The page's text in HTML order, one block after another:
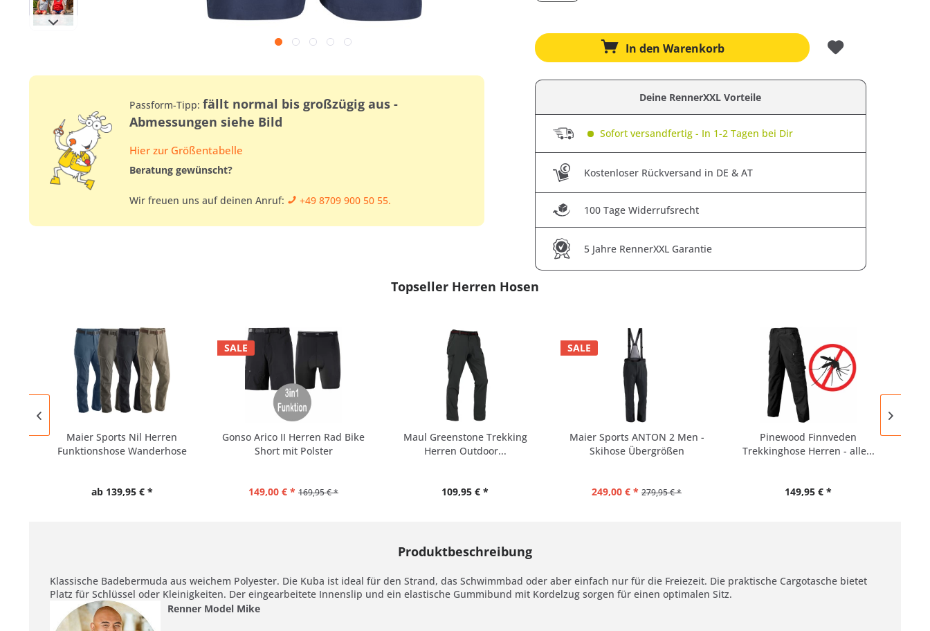
Passform-Tipp: fällt normal bis großzügig aus -
Abmessungen siehe Bild
Hier zur Größentabelle
Beratung gewünscht?
Wir freuen uns auf deinen Anruf: +49 8709 900 50 55.
In den Warenkorb
Deine RennerXXL Vorteile
Sofort versandfertig - In 1-2 Tagen bei Dir
Kostenloser Rückversand in DE & AT
100 Tage Widerrufsrecht
5 Jahre RennerXXL Garantie
Topseller Herren Hosen
Maier Sports Nil Herren
Funktionshose Wanderhose
ab 139,95 € *
SALE
Gonso Arico II Herren Rad Bike
Short mit Polster
149,00 € * 169,95 € *
Maul Greenstone Trekking
Herren Outdoor...
109,95 € *
SALE
Maier Sports ANTON 2 Men -
Skihose Übergrößen
249,00 € * 279,95 € *
Pinewood Finnveden
Trekkinghose Herren - alle...
149,95 € *
Produktbeschreibung
Klassische Badebermuda aus weichem Polyester. Die Kuba ist ideal für den Strand, das Schwimmbad oder aber einfach nur für die Freiezeit. Die praktische Cargotasche bietet
Platz für Schlüssel oder Kleinigkeiten. Der eingearbeitete Innenslip und ein elastische Gummibund mit Kordelzug sorgen für einen optimalen Sitz.
Renner Model Mike